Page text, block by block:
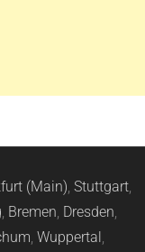
(Main), Stuttgart,
, Bremen, Dresden,
, Wuppertal,